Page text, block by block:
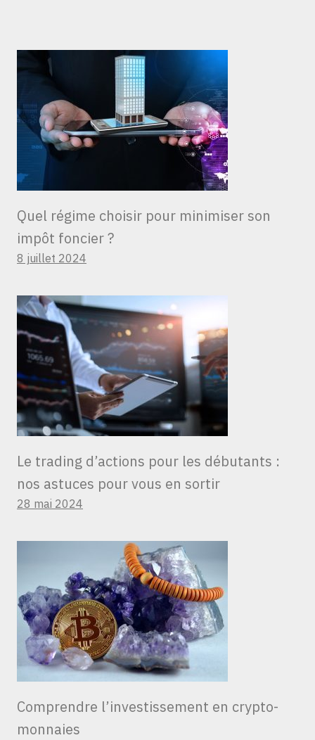
Quel régime choisir pour minimiser son
impôt foncier ?
8 juillet 2024
Le trading d’actions pour les débutants :
nos astuces pour vous en sortir
28 mai 2024
Comprendre l’investissement en crypto-
monnaies